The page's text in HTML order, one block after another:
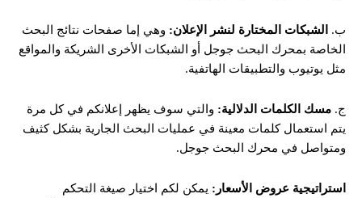
ب. الشبكات المختارة لنشر الإعلان: وهي إما صفحات نتائج البحث
الخاصة بمحرك البحث جوجل أو الشبكات الأخرى الشريكة والمواقع
مثل يوتيوب والتطبيقات الهاتفية.
ج. مسك الكلمات الدلالية: والتي سوف يظهر إعلانكم في كل مرة
يتم استعمال كلمات معينة في عمليات البحث الجارية بشكل كثيف
ومتواصل في محرك البحث جوجل.
استراتيجية عروض الأسعار: يمكن لكم اختيار صيغة التحكم